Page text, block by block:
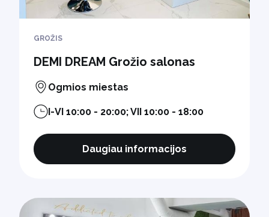
GROŽIS
DEMI DREAM Grožio salonas
Ogmios miestas
I-VI 10:00 - 20:00; VII 10:00 - 18:00
Daugiau informacijos